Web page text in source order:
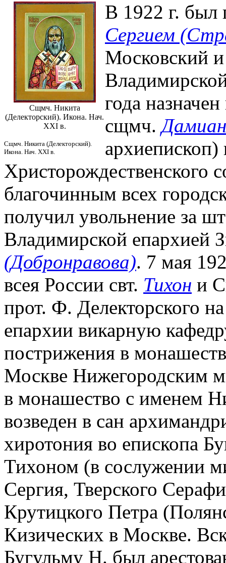
Сщмч. Никита
(Делекторский). Икона. Нач.
XXI в.
Сщмч. Никита (Делекторский).
Икона. Нач. XXI в.
В 1922 г. был
Сергием
Московский
года
сщмч.
архиепископ)
Христорождественского
благочинным всех
получил увольнение за
Владимирской епархией
(Добронравова). 7 мая
всея России свт. Тихон и
прот. Ф. Делекторского
епархии викарную
пострижения в
Москве Нижегородским
в монашество с именем
возведен в сан
хиротония во епископа
Тихоном (в сослужении
Сергия, Тверского
Крутицкого Петра
Кизических в Москве.
Бугульму Н. был